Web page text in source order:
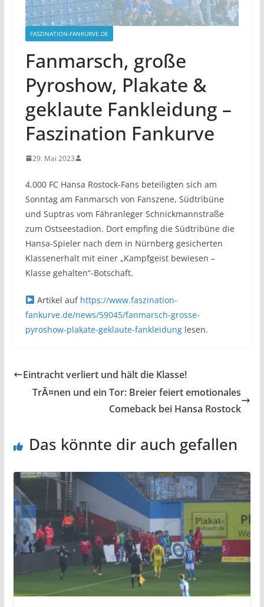
FASZINATION-FANKURVE.DE
Fanmarsch, große
Pyroshow, Plakate &
geklaute Fankleidung –
Faszination Fankurve
29. Mai 2023
4.000 FC Hansa Rostock-Fans beteiligten sich am
Sonntag am Fanmarsch von Fanszene, Südtribüne
und Suptras vom Fähranleger Schnickmannstraße
zum Ostseestadion. Dort empfing die Südtribüne die
Hansa-Spieler nach dem in Nürnberg gesicherten
Klassenerhalt mit einer „Kampfgeist bewiesen –
Klasse gehalten“-Botschaft.
Artikel auf https://www.faszination-
fankurve.de/news/59045/fanmarsch-grosse-
pyroshow-plakate-geklaute-fankleidunglesen.
Eintracht verliert und hält die Klasse!
TrÃ¤nen und ein Tor: Breier feiert emotionales
Comeback bei Hansa Rostock
Das könnte dir auch gefallen